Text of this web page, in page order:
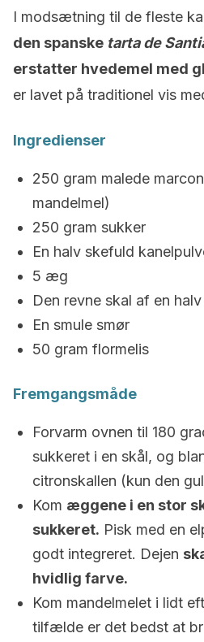
I modsætning til de fleste
den spanske tarta de
erstatter hvedemel med
er lavet på traditionel vis
Ingredienser
250 gram malede
mandelmel)
250 gram sukker
En halv skefuld
5 æg
Den revne skal af en
En smule smør
50 gram flormelis
Fremgangsmåde
Forvarm ovnen til 180
sukkeret i en skål, og
citronskallen (kun den
Kom æggene i en stor
sukkeret. Pisk med en
godt integreret. Dejen
hvidlig farve.
Kom mandelmelet i lidt
tilfælde er det bedst at